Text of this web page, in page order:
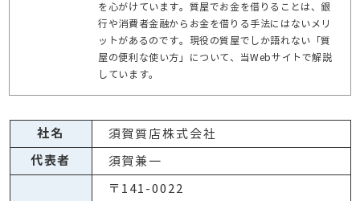
を心がけています。質屋でお金を借りることは、銀
行や消費者金融からお金を借りる手法にはないメリ
ットがあるのです。現役の質屋でしか語れない「質
屋の便利な使い方」について、当Webサイトで解説
しています。
社名
須賀質店株式会社
代表者
須賀兼一
〒141-0022